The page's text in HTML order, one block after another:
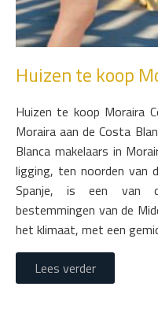
Huizen te koop
Huizen te koop Moraira
Moraira aan de Costa
Blanca makelaars in
ligging, ten noorden van
Spanje, is een van
bestemmingen van de
het klimaat, met een
Lees verder